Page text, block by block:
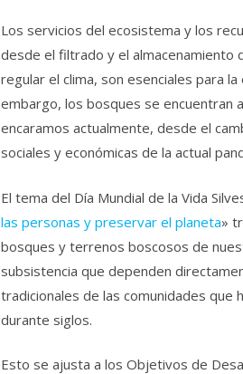
Los servicios del ecosistema y los
desde el filtrado y el almacenamiento
regular el clima, son esenciales para
embargo, los bosques se encuentran
encaramos actualmente, desde el
sociales y económicas de la actual
El tema del Día Mundial de la Vida
las personas y preservar el planeta»
bosques y terrenos boscosos de
subsistencia que dependen
tradicionales de las comunidades
durante siglos.
Esto se ajusta a los Objetivos de